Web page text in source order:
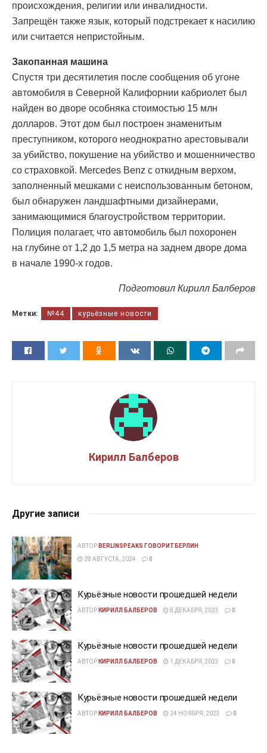
происхождения, религии или инвалидности.
Запрещён также язык, который подстрекает к насилию
или считается непристойным.
Закопанная машина
Спустя три десятилетия после сообщения об угоне
автомобиля в Северной Калифорнии кабриолет был
найден во дворе особняка стоимостью 15 млн
долларов. Этот дом был построен знаменитым
преступником, которого неоднократно арестовывали
за убийство, покушение на убийство и мошенничество
со страховкой. Mercedes Benz с откидным верхом,
заполненный мешками с неиспользованным бетоном,
был обнаружен ландшафтными дизайнерами,
занимающимися благоустройством территории.
Полиция полагает, что автомобиль был похоронен
на глубине от 1,2 до 1,5 метра на заднем дворе дома
в начале 1990-х годов.
Подготовил Кирилл Балберов
Метки: №44 курьёзные новости
Кирилл Балберов
Другие записи
АВТОР BERLINSPEAKS ГОВОРИТБЕРЛИН
28 АВГУСТА, 2024
0
Курьёзные новости прошедшей недели
АВТОР КИРИЛЛ БАЛБЕРОВ 8 ДЕКАБРЯ, 2023 0
Курьёзные новости прошедшей недели
АВТОР КИРИЛЛ БАЛБЕРОВ 1 ДЕКАБРЯ, 2023 0
Курьёзные новости прошедшей недели
АВТОР КИРИЛЛ БАЛБЕРОВ 24 НОЯБРЯ, 2023 0